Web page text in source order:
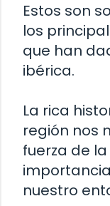
Estos son
los
que han
ibérica.
La rica
región nos
fuerza de
nuestro